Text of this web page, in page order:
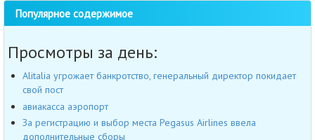
Популярное содержимое
Просмотры за день:
Alitalia угрожает банкротство, генеральный директор покидает
свой пост
авиакасса аэропорт
За регистрацию и выбор места Pegasus Airlines ввела
дополнительные сборы